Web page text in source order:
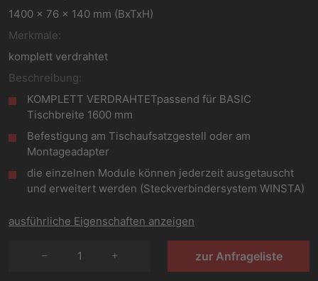
1400 x 76 x 140 mm (BxTxH)
Merkmale:
komplett verdrahtet
Beschreibung:
KOMPLETT VERDRAHTETpassend für BASIC
Tischbreite 1600 mm
Befestigung am Tischaufsatzgestell oder am
Montageadapter
die einzelnen Module können jederzeit ausgetauscht
und erweitert werden (Steckverbindersystem WINSTA)
ausführliche Eigenschaften anzeigen
1 zur Anfrageliste